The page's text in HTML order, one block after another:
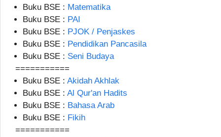
Buku BSE : Matematika
Buku BSE : PAI
Buku BSE : PJOK / Penjaskes
Buku BSE : Pendidikan Pancasila
Buku BSE : Seni Budaya
===========
Buku BSE : Akidah Akhlak
Buku BSE : Al Qur'an Hadits
Buku BSE : Bahasa Arab
Buku BSE : Fikih
===========